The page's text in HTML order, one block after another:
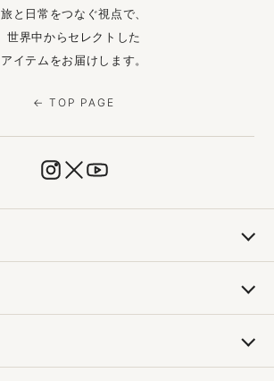
旅と日常をつなぐ視点で、
世界中からセレクトした
アイテムをお届けします。
← TOP PAGE